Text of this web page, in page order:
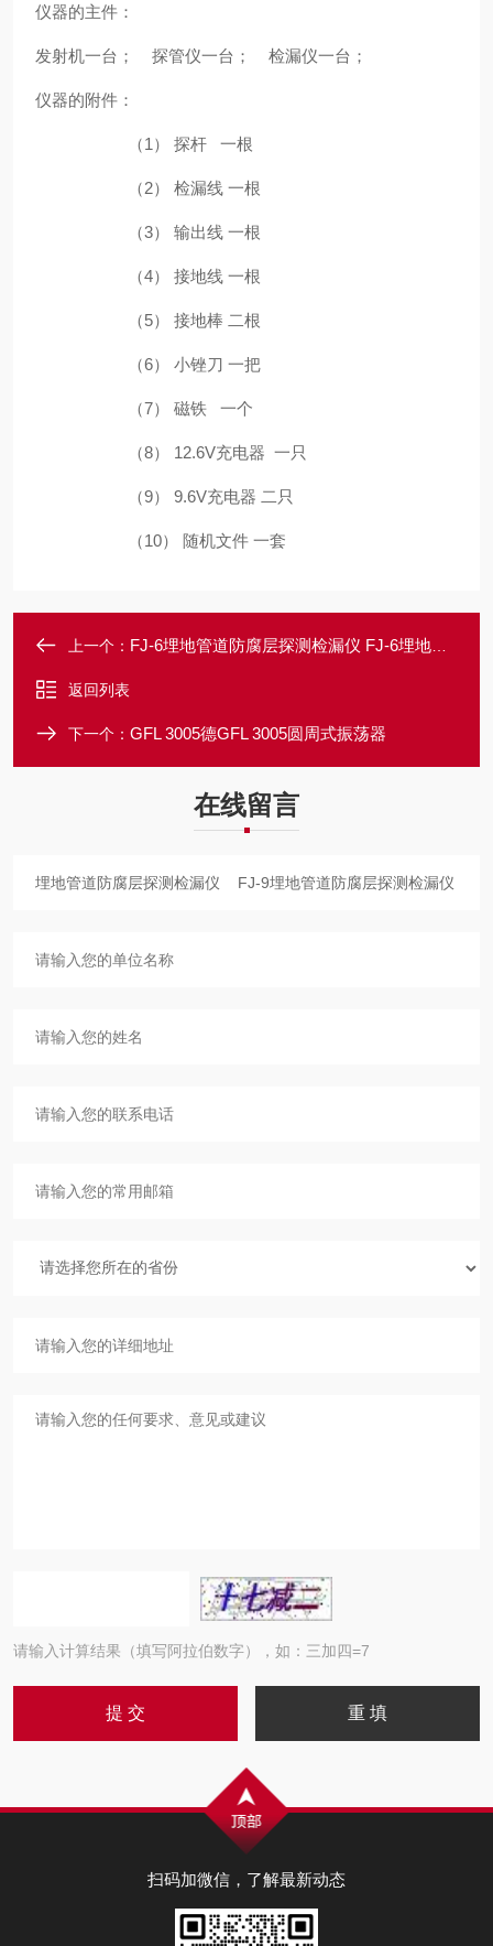
仪器的主件：
发射机一台； 探管仪一台； 检漏仪一台；
仪器的附件：
（1） 探杆 一根
（2） 检漏线 一根
（3） 输出线 一根
（4） 接地线 一根
（5） 接地棒 二根
（6） 小锉刀 一把
（7） 磁铁 一个
（8） 12.6V充电器 一只
（9） 9.6V充电器 二只
（10） 随机文件 一套
上一个： FJ-6埋地管道防腐层探测检漏仪 FJ-6埋地管道防腐层探测检漏仪
返回列表
下一个： GFL 3005德GFL 3005圆周式振荡器
在线留言
请输入计算结果（填写阿拉伯数字），如：三加四=7
扫码加微信，了解最新动态